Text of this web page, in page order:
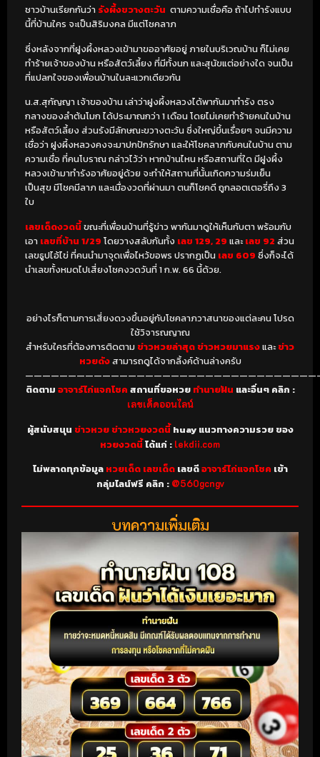
ชาวบ้านเรียกกันว่า รังผึ้งขวางตะวัน ตามความเชื่อคือ ถ้าไปทำรังแบบ
นี้ที่บ้านใคร จะเป็นสิริมงคล มีแต่โชคลาภ
ซึ่งหลังจากที่ฝูงผึ้งหลวงเข้ามาขออาศัยอยู่ ภายในบริเวณบ้าน ก็ไม่เคย
ทำร้ายเจ้าของบ้าน หรือสัตว์เลี้ยง ที่มีทั้งนก และสุนัขแต่อย่างใด จนเป็น
ที่แปลกใจของเพื่อนบ้านในละแวกเดียวกัน
น.ส.สุกัญญา เจ้าของบ้าน เล่าว่าฝูงผึ้งหลวงได้พากันมาทำรัง ตรง
กลางของลำต้นโมก ได้ประมาณกว่า 1 เดือน โดยไม่เคยทำร้ายคนในบ้าน
หรือสัตว์เลี้ยง ส่วนรังมีลักษณะขวางตะวัน ซึ่งใหญ่ขึ้นเรื่อยๆ จนมีความ
เชื่อว่า ฝูงผึ้งหลวงคงจะมาปกปักรักษา และให้โชคลาภกับคนในบ้าน ตาม
ความเชื่อ ที่คนโบราณ กล่าวไว้ว่า หากบ้านไหน หรือสถานที่ใด มีฝูงผึ้ง
หลวงเข้ามาทำรังอาศัยอยู่ด้วย จะทำให้สถานที่นั้นเกิดความร่มเย็น
เป็นสุข มีโชคมีลาภ และเมื่องวดที่ผ่านมา ตนก็โชคดี ถูกลอตเตอรี่ถึง 3
ใบ
เลขเด็ดงวดนี้ขณะที่เพื่อนบ้านที่รู้ข่าว พากันมาดูให้เห็นกับตา พร้อมกับ
เอา เลขที่บ้าน 1/29 โดยวางสลับกันทั้ง เลข 129, 29 และ เลข 92 ส่วน
เลขธูปไอ้ไข่ ที่คนนำมาจุดเพื่อไหว้ขอพร ปรากฏเป็น เลข 609 ซึ่งก็จะได้
นำเลขทั้งหมดไปเสี่ยงโชคงวดวันที่ 1 ก.พ. 66 นี้ด้วย.
อย่างไรก็ตามการเสี่ยงดวงขึ้นอยู่กับโชคลาภวาสนาของแต่ละคน โปรด
ใช้วิจารณญาณ
สำหรับใครที่ต้องการติดตาม ข่าวหวยล่าสุด ข่าวหวยมาแรงและ ข่าว
หวยดังสามารถดูได้จากลิ้งค์ด้านล่างครับ
ติดตาม อาจาร์ไก่แจกโชค สถานที่ขอหวย ทำนายฝัน และอื่นๆ คลิก :
เลขเด็ดออนไลน์
ผู้สนับสนุน ข่าวหวย ข่าวหวยงวดนี้huay แนวทางความรวย ของ
หวยงวดนี้ได้แก่ : lekdii.com
ไม่พลาดทุกข้อมูลหวยเด็ด เลขเด็ดเลขดีอาจาร์ไก่แจกโชค เข้า
กลุ่มไลน์ฟรี คลิก : @560gcngv
บทความเพิ่มเติม